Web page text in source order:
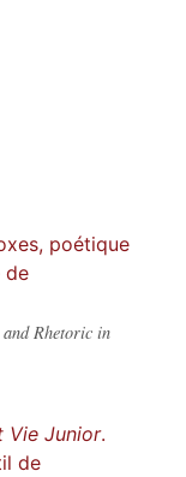
poétique
de
Rhetoric in
Vie Junior.
de